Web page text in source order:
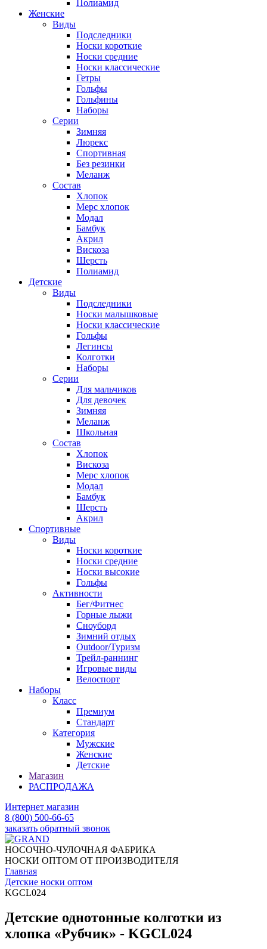
Полиамид
Женские
Виды
Подследники
Носки короткие
Носки средние
Носки классические
Гетры
Гольфы
Гольфины
Наборы
Серии
Зимняя
Люрекс
Спортивная
Без резинки
Меланж
Состав
Хлопок
Мерс хлопок
Модал
Бамбук
Акрил
Вискоза
Шерсть
Полиамид
Детские
Виды
Подследники
Носки малышковые
Носки классические
Гольфы
Легинсы
Колготки
Наборы
Серии
Для мальчиков
Для девочек
Зимняя
Меланж
Школьная
Состав
Хлопок
Вискоза
Мерс хлопок
Модал
Бамбук
Шерсть
Акрил
Спортивные
Виды
Носки короткие
Носки средние
Носки высокие
Гольфы
Активности
Бег/Фитнес
Горные лыжи
Сноуборд
Зимний отдых
Outdoor/Туризм
Трейл-раннинг
Игровые виды
Велоспорт
Наборы
Класс
Премиум
Стандарт
Категория
Мужские
Женские
Детские
Магазин
РАСПРОДАЖА
Интернет магазин
8 (800) 500-66-65
заказать обратный звонок
НОСОЧНО-ЧУЛОЧНАЯ ФАБРИКА
НОСКИ ОПТОМ ОТ ПРОИЗВОДИТЕЛЯ
Главная
Детские носки оптом
KGCL024
Детские однотонные колготки из
хлопка «Рубчик» - KGCL024